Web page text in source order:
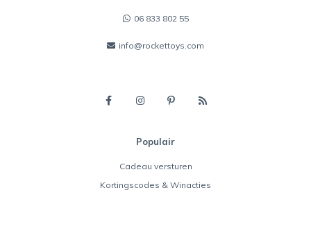
06 833 802 55
info@rockettoys.com
Populair
Cadeau versturen
Kortingscodes & Winacties